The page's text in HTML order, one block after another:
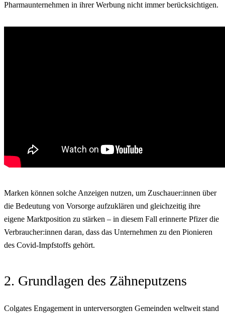
Pharmaunternehmen in ihrer Werbung nicht immer berücksichtigen.
Marken können solche Anzeigen nutzen, um Zuschauer:innen über
die Bedeutung von Vorsorge aufzuklären und gleichzeitig ihre
eigene Marktposition zu stärken – in diesem Fall erinnerte Pfizer die
Verbraucher:innen daran, dass das Unternehmen zu den Pionieren
des Covid-Impfstoffs gehört.
2. Grundlagen des Zähneputzens
Colgates Engagement in unterversorgten Gemeinden weltweit stand